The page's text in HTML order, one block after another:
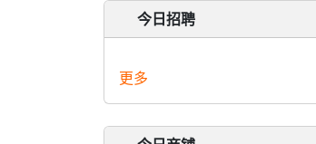
今日招聘
更多